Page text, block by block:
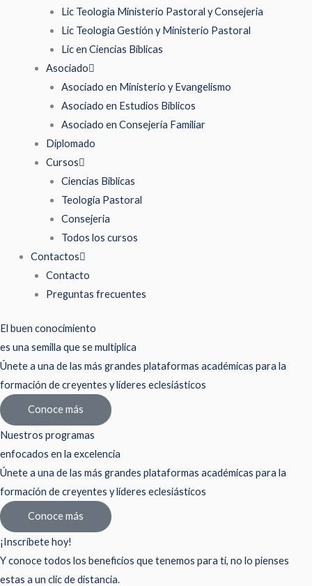
Lic Teologia Ministerio Pastoral y Consejeria
Lic Teologia Gestión y Ministerio Pastoral
Lic en Ciencias Bíblicas
Asociado
Asociado en Ministerio y Evangelismo
Asociado en Estudios Bíblicos
Asociado en Consejería Familiar
Diplomado
Cursos
Ciencias Biblicas
Teologia Pastoral
Consejeria
Todos los cursos
Contactos
Contacto
Preguntas frecuentes
El buen conocimiento
es una semilla que se multiplica
Únete a una de las más grandes plataformas académicas para la
formación de creyentes y líderes eclesiásticos
Conoce más
Nuestros programas
enfocados en la excelencia
Únete a una de las más grandes plataformas académicas para la
formación de creyentes y líderes eclesiásticos
Conoce más
¡Inscríbete hoy!
Y conoce todos los beneficios que tenemos para ti, no lo pienses
estas a un clic de distancia.